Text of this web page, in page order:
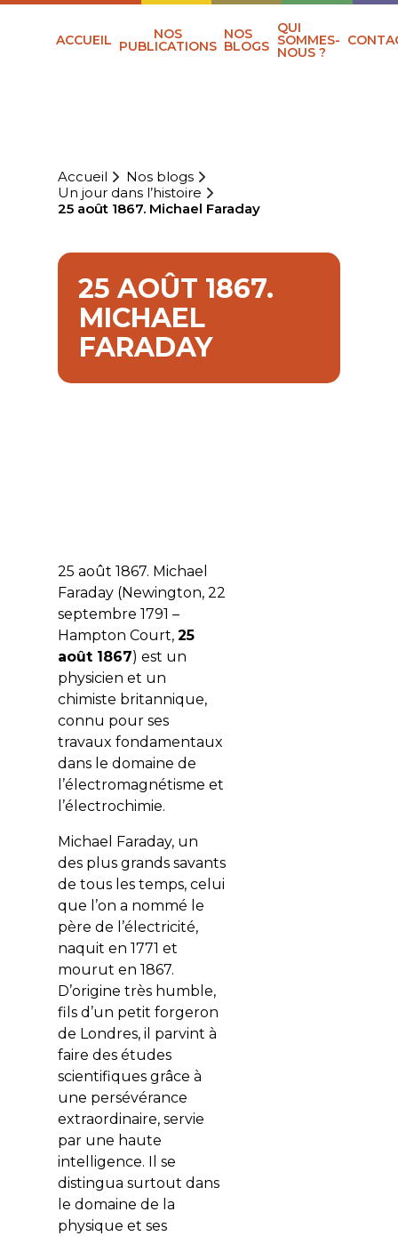
ACCUEIL NOS
PUBLICATIONS
NOS
BLOGS
QUI
SOMMES-
NOUS ?
Accueil
Nos blogs
Un jour dans l’histoire
25 août 1867. Michael Faraday
25 AOÛT 1867.
MICHAEL
FARADAY
25 août 1867. Michael
Faraday (Newington, 22
septembre 1791 –
Hampton Court, 25
août 1867) est un
physicien et un
chimiste britannique,
connu pour ses
travaux fondamentaux
dans le domaine de
l’électromagnétisme et
l’électrochimie.
Michael Faraday, un
des plus grands savants
de tous les temps, celui
que l’on a nommé le
père de l’électricité,
naquit en 1771 et
mourut en 1867.
D’origine très humble,
fils d’un petit forgeron
de Londres, il parvint à
faire des études
scientifiques grâce à
une persévérance
extraordinaire, servie
par une haute
intelligence. Il se
distingua surtout dans
le domaine de la
physique et ses